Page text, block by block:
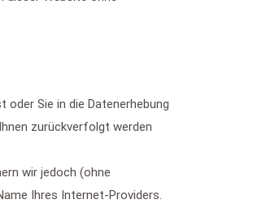
Sie in die Datenerhebung
zurückverfolgt werden
wir jedoch (ohne
Ihres Internet-Providers.